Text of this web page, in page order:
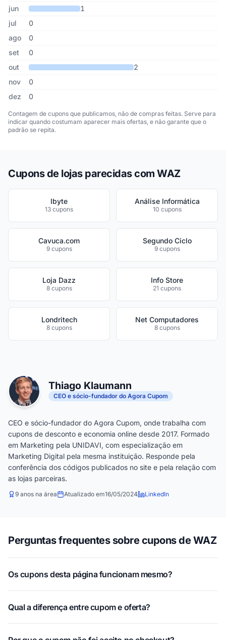
jun
1
jul
0
ago
0
set
0
out
2
nov
0
dez
0
Contagem de cupons que publicamos, não de compras feitas. Serve para
indicar quando costumam aparecer mais ofertas, e não garante que o
padrão se repita.
Cupons de lojas parecidas com WAZ
Ibyte
13 cupons
Análise Informática
10 cupons
Cavuca.com
9 cupons
Segundo Ciclo
9 cupons
Loja Dazz
8 cupons
Info Store
21 cupons
Londritech
8 cupons
Net Computadores
8 cupons
Thiago Klaumann
CEO e sócio-fundador do Agora Cupom
CEO e sócio-fundador do Agora Cupom, onde trabalha com
cupons de desconto e economia online desde 2017. Formado
em Marketing pela UNIDAVI, com especialização em
Marketing Digital pela mesma instituição. Responde pela
conferência dos códigos publicados no site e pela relação com
as lojas parceiras.
9 anos na área Atualizado em16/05/2024 LinkedIn
Perguntas frequentes sobre cupons de WAZ
Os cupons desta página funcionam mesmo?
Qual a diferença entre cupom e oferta?